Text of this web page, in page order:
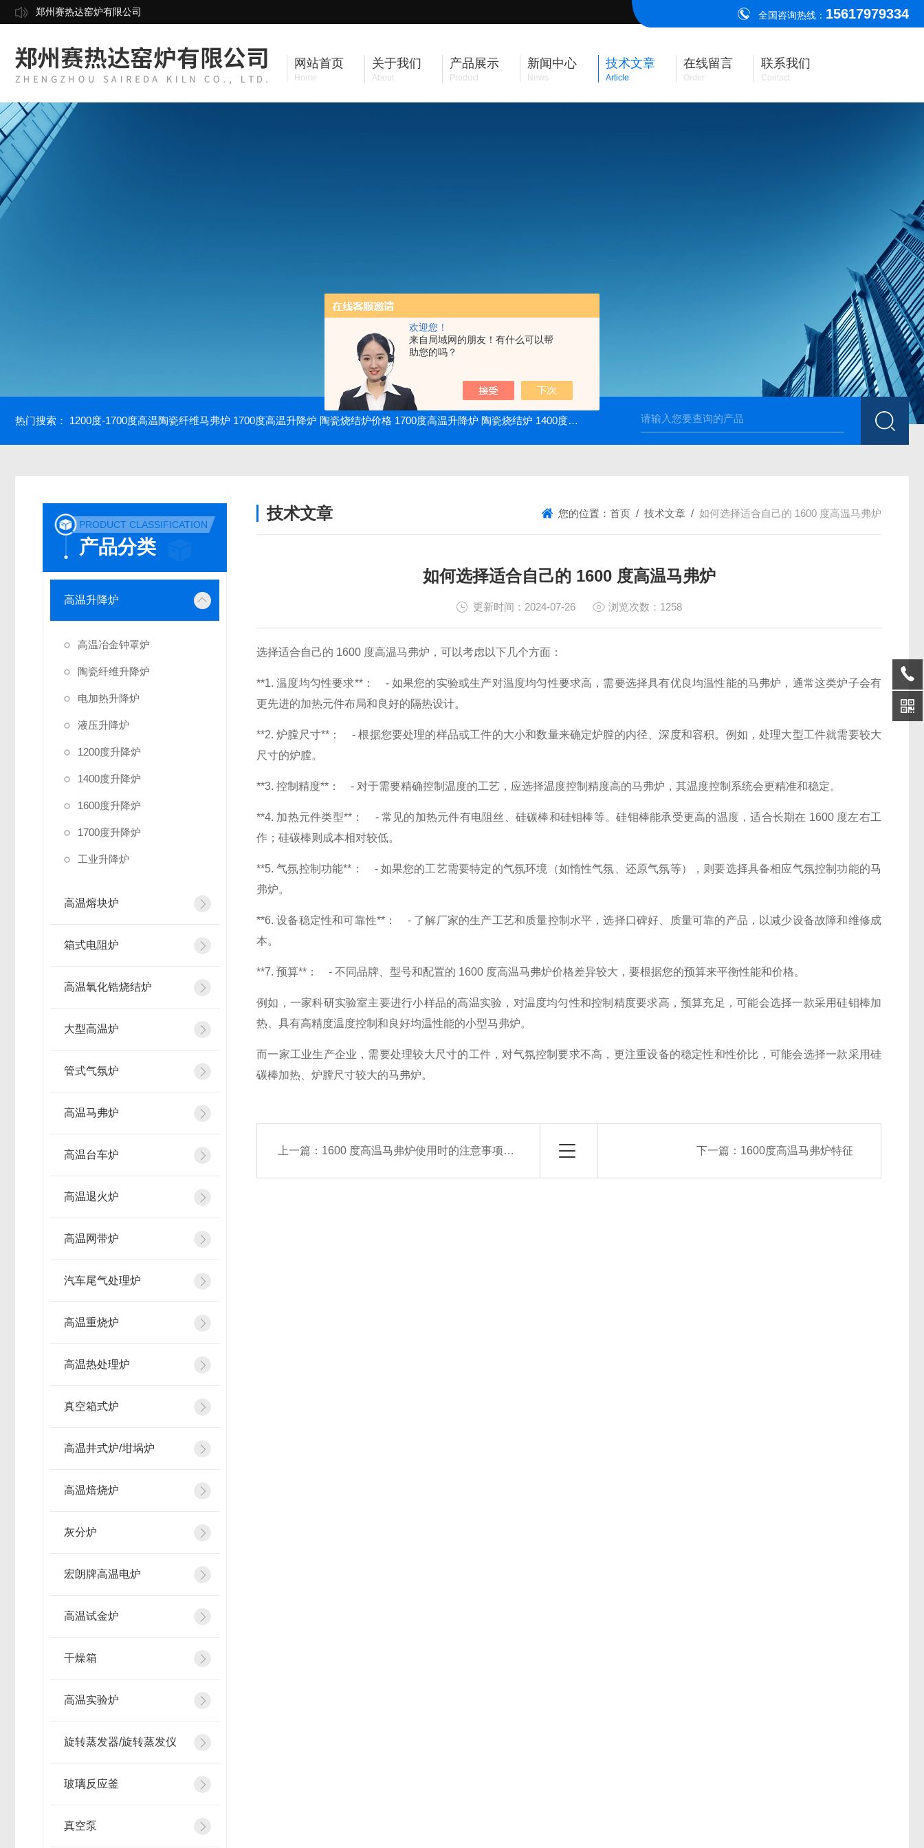
欢迎您！
来自局域网的朋友！有什么可以帮
助您的吗？
郑州赛热达窑炉有限公司 全国咨询热线： 15617979334
网站首页
Home
关于我们
About
产品展示
Product
新闻中心
News
技术文章
Article
在线留言
Order
联系我们
Contact
热门搜索： 1200度-1700度高温陶瓷纤维马弗炉 1700度高温升降炉 陶瓷烧结炉价格 1700度高温升降炉 陶瓷烧结炉 1400度电动升降炉 实验室使用 高温烧结升降炉 可四面加热 1700度升降式马弗炉 烧
PRODUCT CLASSIFICATION
产品分类
高温升降炉
高温冶金钟罩炉
陶瓷纤维升降炉
电加热升降炉
液压升降炉
1200度升降炉
1400度升降炉
1600度升降炉
1700度升降炉
工业升降炉
高温熔块炉
箱式电阻炉
高温氧化锆烧结炉
大型高温炉
管式气氛炉
高温马弗炉
高温台车炉
高温退火炉
高温网带炉
汽车尾气处理炉
高温重烧炉
高温热处理炉
真空箱式炉
高温井式炉/坩埚炉
高温焙烧炉
灰分炉
宏朗牌高温电炉
高温试金炉
干燥箱
高温实验炉
旋转蒸发器/旋转蒸发仪
玻璃反应釜
真空泵
技术文章 您的位置： 首页 / 技术文章 / 如何选择适合自己的 1600 度高温马弗炉
如何选择适合自己的 1600 度高温马弗炉
更新时间：2024-07-26 浏览次数：1258
选择适合自己的 1600 度高温马弗炉，可以考虑以下几个方面：
**1. 温度均匀性要求**： - 如果您的实验或生产对温度均匀性要求高，需要选择具有优良均温性能的马弗炉，通常这类炉子会有
更先进的加热元件布局和良好的隔热设计。
**2. 炉膛尺寸**： - 根据您要处理的样品或工件的大小和数量来确定炉膛的内径、深度和容积。例如，处理大型工件就需要较大
尺寸的炉膛。
**3. 控制精度**： - 对于需要精确控制温度的工艺，应选择温度控制精度高的马弗炉，其温度控制系统会更精准和稳定。
**4. 加热元件类型**： - 常见的加热元件有电阻丝、硅碳棒和硅钼棒等。硅钼棒能承受更高的温度，适合长期在 1600 度左右工
作；硅碳棒则成本相对较低。
**5. 气氛控制功能**： - 如果您的工艺需要特定的气氛环境（如惰性气氛、还原气氛等），则要选择具备相应气氛控制功能的马
弗炉。
**6. 设备稳定性和可靠性**： - 了解厂家的生产工艺和质量控制水平，选择口碑好、质量可靠的产品，以减少设备故障和维修成
本。
**7. 预算**： - 不同品牌、型号和配置的 1600 度高温马弗炉价格差异较大，要根据您的预算来平衡性能和价格。
例如，一家科研实验室主要进行小样品的高温实验，对温度均匀性和控制精度要求高，预算充足，可能会选择一款采用硅钼棒加
热、具有高精度温度控制和良好均温性能的小型马弗炉。
而一家工业生产企业，需要处理较大尺寸的工件，对气氛控制要求不高，更注重设备的稳定性和性价比，可能会选择一款采用硅
碳棒加热、炉膛尺寸较大的马弗炉。
上一篇： 1600 度高温马弗炉使用时的注意事项有哪些？ 下一篇： 1600度高温马弗炉特征